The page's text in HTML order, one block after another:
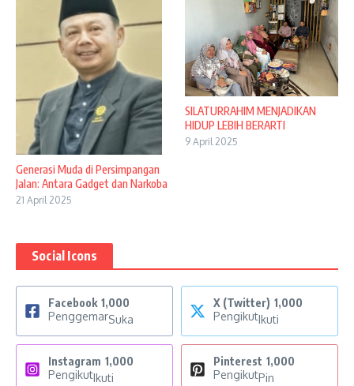
Generasi Muda di Persimpangan
Jalan: Antara Gadget dan Narkoba
21 April 2025
SILATURRAHIM MENJADIKAN
HIDUP LEBIH BERARTI
9 April 2025
Social Icons
Facebook 1,000
PenggemarSuka
X (Twitter) 1,000
PengikutIkuti
Instagram 1,000
PengikutIkuti
Pinterest 1,000
PengikutPin